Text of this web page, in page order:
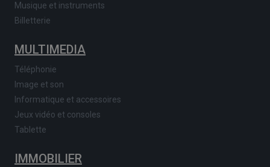
Musique et instruments
Billetterie
MULTIMEDIA
Téléphonie
Image et son
Informatique et accessoires
Jeux vidéo et consoles
Tablette
IMMOBILIER